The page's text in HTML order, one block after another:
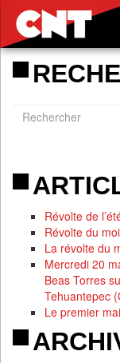
Révolte de
Révolte du
La révolte du
Mercredi 20
Beas Torres
Tehuantepec
Le premier